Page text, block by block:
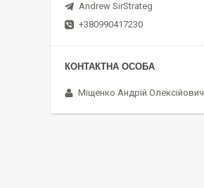
Andrew SirStrateg
+380990417230
Міщенко Андрій Олексійович